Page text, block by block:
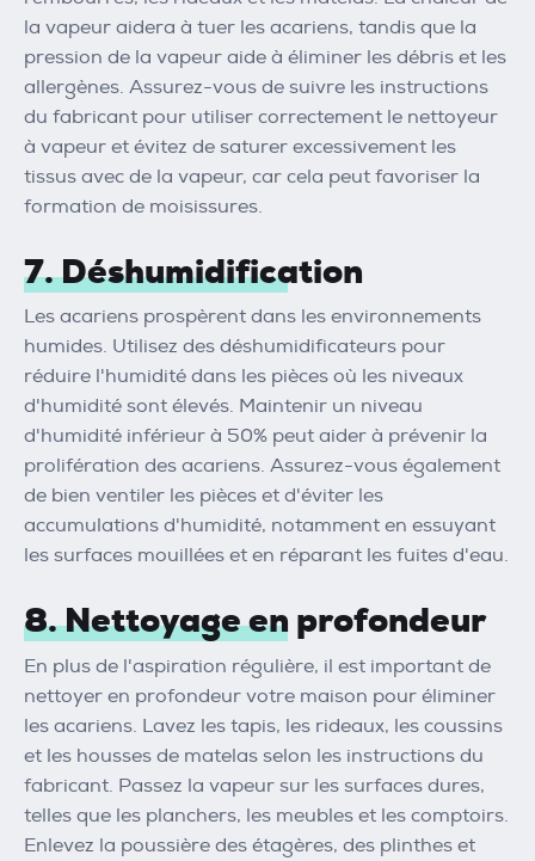
la vapeur aidera à tuer les acariens, tandis que la
pression de la vapeur aide à éliminer les débris et les
allergènes. Assurez-vous de suivre les instructions
du fabricant pour utiliser correctement le nettoyeur
à vapeur et évitez de saturer excessivement les
tissus avec de la vapeur, car cela peut favoriser la
formation de moisissures.
7. Déshumidification
Les acariens prospèrent dans les environnements
humides. Utilisez des déshumidificateurs pour
réduire l'humidité dans les pièces où les niveaux
d'humidité sont élevés. Maintenir un niveau
d'humidité inférieur à 50% peut aider à prévenir la
prolifération des acariens. Assurez-vous également
de bien ventiler les pièces et d'éviter les
accumulations d'humidité, notamment en essuyant
les surfaces mouillées et en réparant les fuites d'eau.
8. Nettoyage en profondeur
En plus de l'aspiration régulière, il est important de
nettoyer en profondeur votre maison pour éliminer
les acariens. Lavez les tapis, les rideaux, les coussins
et les housses de matelas selon les instructions du
fabricant. Passez la vapeur sur les surfaces dures,
telles que les planchers, les meubles et les comptoirs.
Enlevez la poussière des étagères, des plinthes et